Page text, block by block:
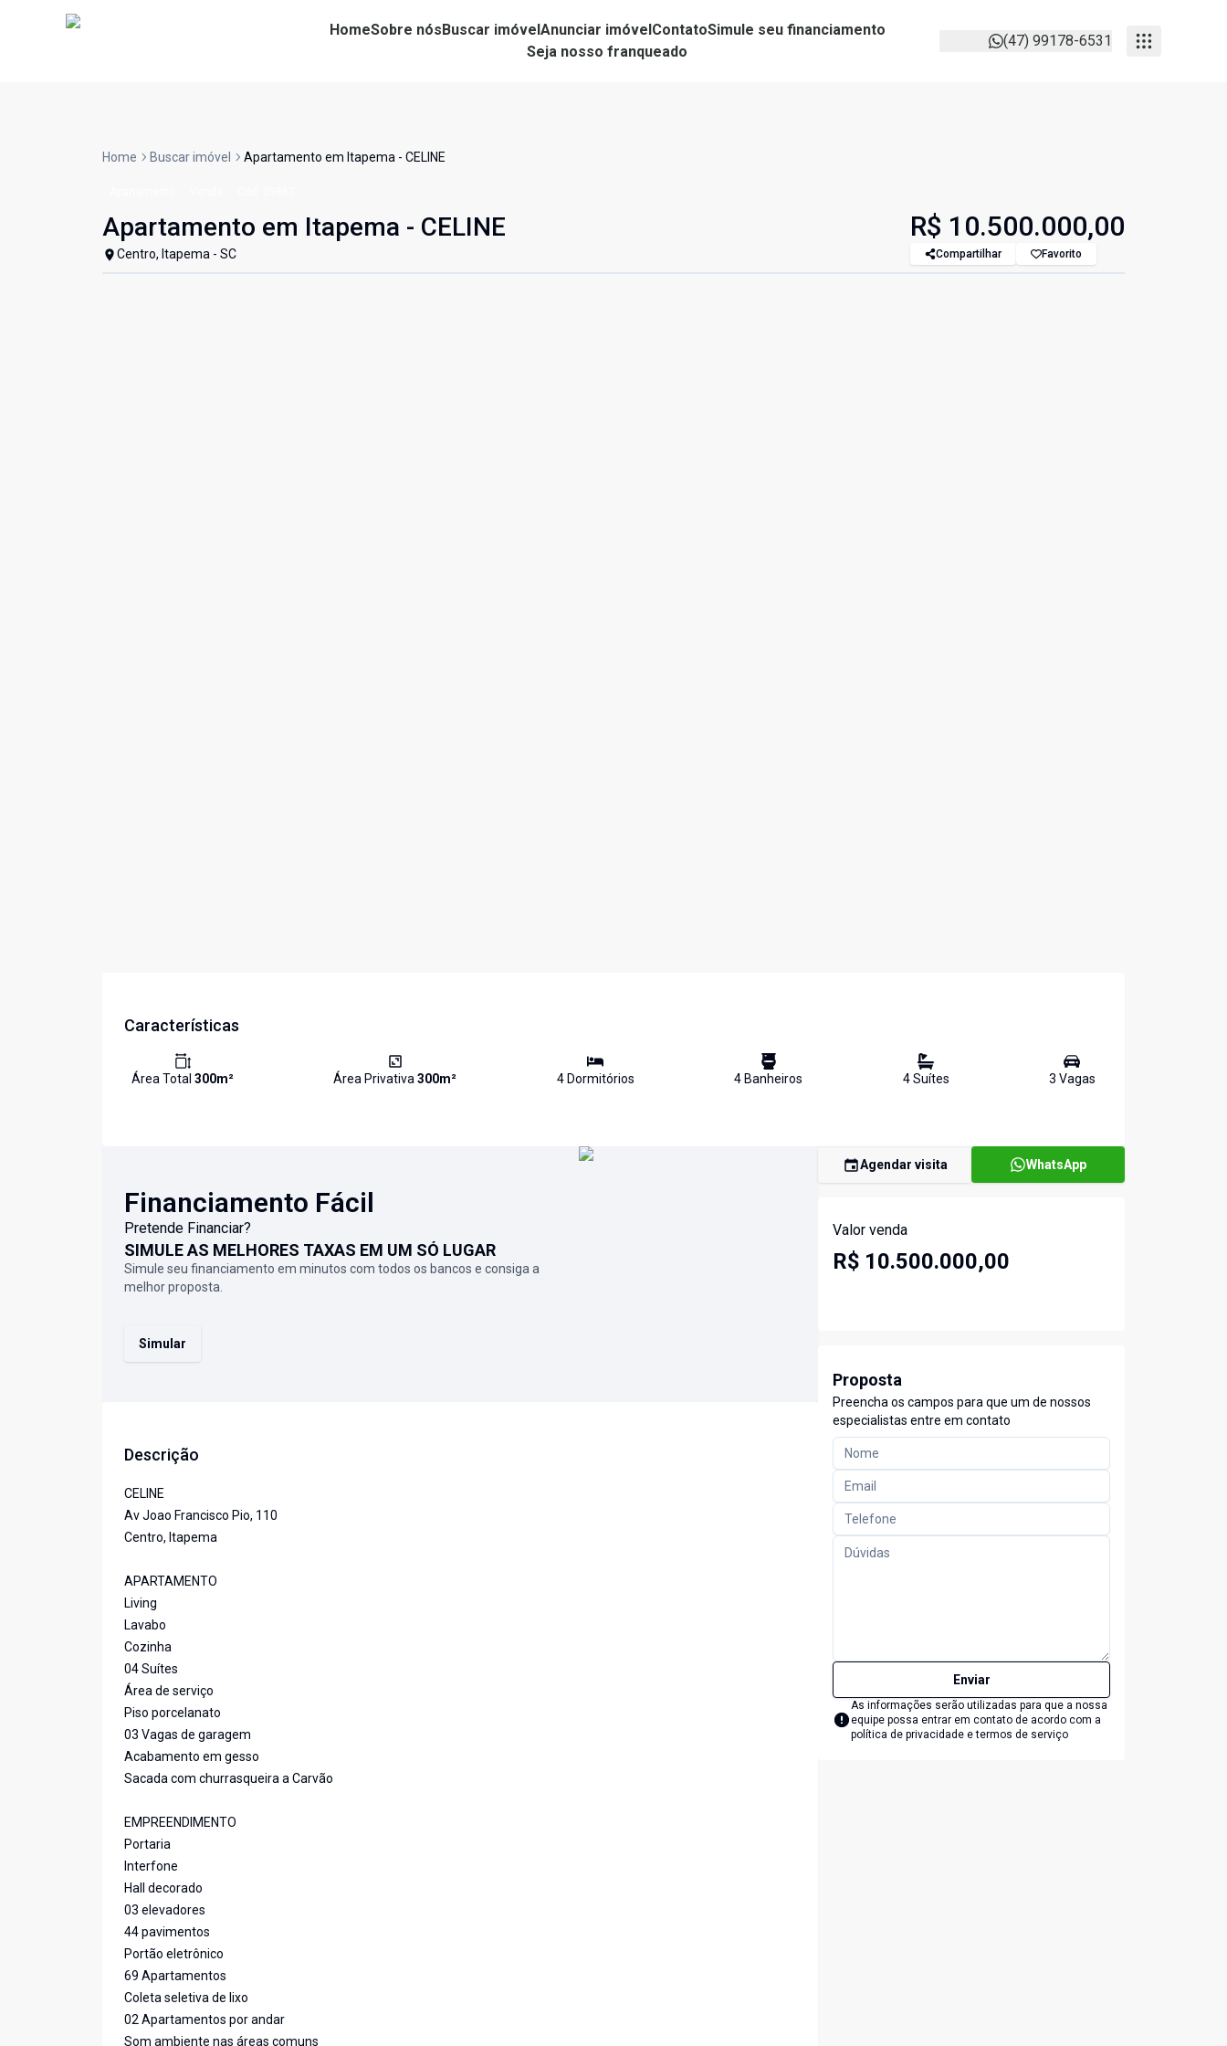
HomeSobre nósBuscar imóvelAnunciar imóvelContatoSimule seu financiamento
Seja nosso franqueado
(47) 99178-6531
Home Buscar imóvel Apartamento em Itapema - CELINE
Apartamento em Itapema - CELINE
Centro, Itapema - SC
R$ 10.500.000,00
Compartilhar Favorito
Características
Área Total 300m² Área Privativa300m² 4Dormitórios 4 Banheiros 4Suítes 3 Vagas
Financiamento Fácil
Pretende Financiar?
SIMULE AS MELHORES TAXAS EM UM SÓ LUGAR
Simule seu financiamento em minutos com todos os bancos e consiga a
melhor proposta.
Simular
Descrição
CELINE
Av Joao Francisco Pio, 110
Centro, Itapema
APARTAMENTO
Living
Lavabo
Cozinha
04 Suítes
Área de serviço
Piso porcelanato
03 Vagas de garagem
Acabamento em gesso
Sacada com churrasqueira a Carvão
EMPREENDIMENTO
Portaria
Interfone
Hall decorado
03 elevadores
44 pavimentos
Portão eletrônico
69 Apartamentos
Coleta seletiva de lixo
02 Apartamentos por andar
Som ambiente nas áreas comuns
Agendar visita WhatsApp
Valor venda
R$ 10.500.000,00
Proposta
Preencha os campos para que um de nossos
especialistas entre em contato
Enviar
As informações serão utilizadas para que a nossa
equipe possa entrar em contato de acordo com a
política de privacidade e termos de serviço